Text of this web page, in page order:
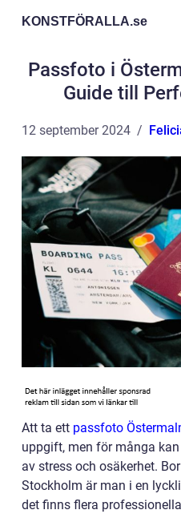
KONSTFÖRALLA.se
Passfoto i
Guide till
12 september 2024
Att ta ett passfoto
uppgift, men för många
av stress och osäkerhet.
Stockholm är man i en
det finns flera